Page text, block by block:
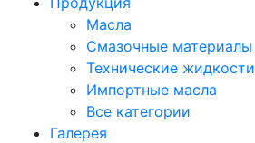
Масла
Смазочные материалы
Технические жидкости
Импортные масла
Все категории
Галерея